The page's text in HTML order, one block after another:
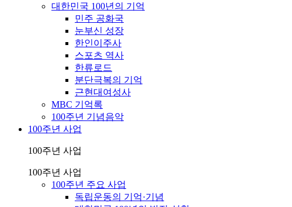
대한민국 100년의 기억
민주 공화국
눈부신 성장
한인이주사
스포츠 역사
한류로드
분단극복의 기억
근현대여성사
MBC 기억록
100주년 기념음악
100주년 사업
100주년 사업
100주년 사업
100주년 주요 사업
독립운동의 기억·기념